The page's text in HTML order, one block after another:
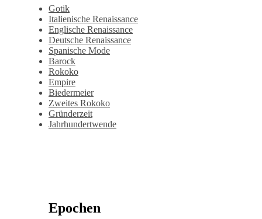
Gotik
Italienische Renaissance
Englische Renaissance
Deutsche Renaissance
Spanische Mode
Barock
Rokoko
Empire
Biedermeier
Zweites Rokoko
Gründerzeit
Jahrhundertwende
Epochen